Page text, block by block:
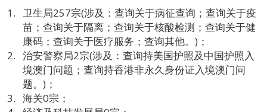
卫生局257宗(涉及：查询关于病征查询；查询关于疫
苗；查询关于隔离；查询关于核酸检测；查询关于健
康码；查询关于医疗服务；查询其他。)；
治安警察局2宗(涉及：查询持美国护照及中国护照入
境澳门问题；查询持香港非永久身份证入境澳门问
题。)；
海关0宗；